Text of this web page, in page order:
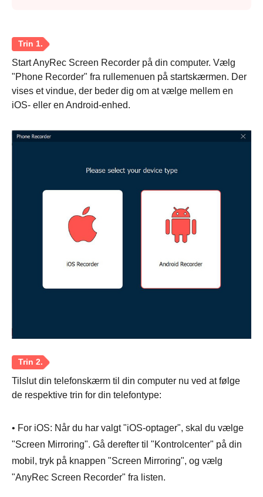
Start AnyRec Screen Recorder på din computer. Vælg
"Phone Recorder" fra rullemenuen på startskærmen. Der
vises et vindue, der beder dig om at vælge mellem en
iOS- eller en Android-enhed.
Tilslut din telefonskærm til din computer nu ved at følge
de respektive trin for din telefontype:
• For iOS: Når du har valgt "iOS-optager", skal du vælge
"Screen Mirroring". Gå derefter til "Kontrolcenter" på din
mobil, tryk på knappen "Screen Mirroring", og vælg
"AnyRec Screen Recorder" fra listen.